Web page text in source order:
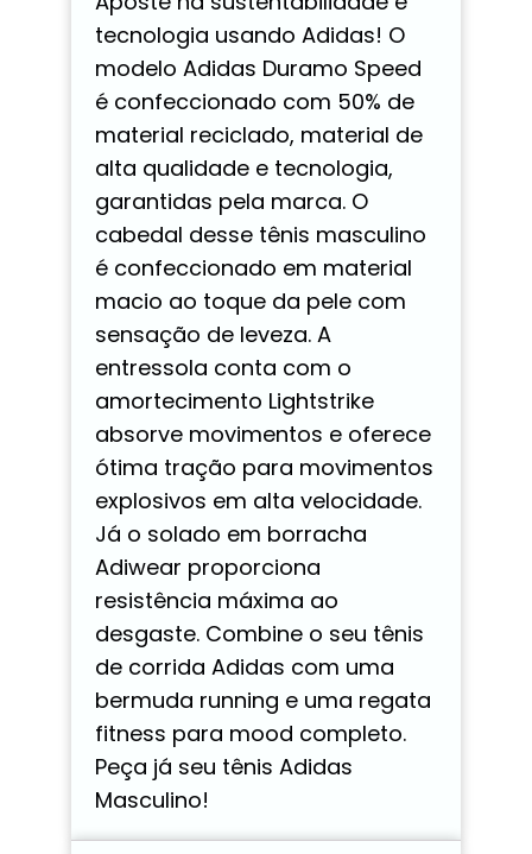
tecnologia usando Adidas! O
modelo Adidas Duramo Speed
é confeccionado com 50% de
material reciclado, material de
alta qualidade e tecnologia,
garantidas pela marca. O
cabedal desse tênis masculino
é confeccionado em material
macio ao toque da pele com
sensação de leveza. A
entressola conta com o
amortecimento Lightstrike
absorve movimentos e oferece
ótima tração para movimentos
explosivos em alta velocidade.
Já o solado em borracha
Adiwear proporciona
resistência máxima ao
desgaste. Combine o seu tênis
de corrida Adidas com uma
bermuda running e uma regata
fitness para mood completo.
Peça já seu tênis Adidas
Masculino!